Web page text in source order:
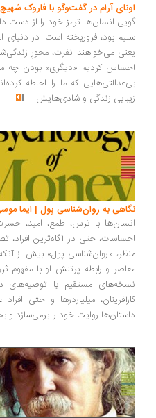
اونای آرام در گفت‌وگو با فاروک شهیچ‭
گویی انسان‌ها ترمزِ خود را از دست
سلیم بود، فروریخته است. در دنیای
یعنی می‌خواهند نفرت، محورِ
احساس کردیم «دیگری» بودن چه
بی‌عدالتی‌هایی که ما را احاطه
زیبایی زندگی و شادی‌هایش ...
نگاهی به روان‌شناسی پول | ایما
انسان‌ها با ترس، طمع، امید،
احساسات، حتی در آگاه‌ترین
منظر، «روان‌شناسی پول» بیش از آنکه
معاصر و رابطه پرتنش او با مفهوم
نسخه‌های مستقیم یا توصیه‌های
کارآفرینان، میلیاردرها و حتی
داستان‌ها روایت خود را برمی‌سازد و